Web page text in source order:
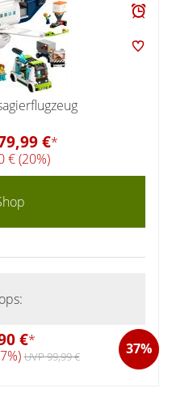
€*
€ (20%)
€* 37%
UVP 99,99 €